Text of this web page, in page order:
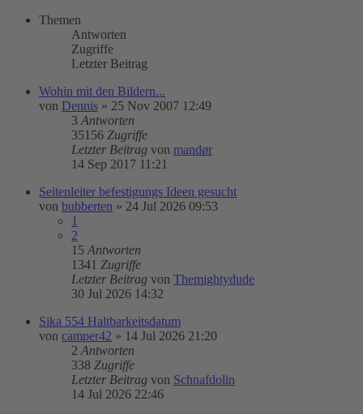
Themen
Antworten
Zugriffe
Letzter Beitrag
Wohin mit den Bildern...
von Dennis » 25 Nov 2007 12:49
3 Antworten
35156 Zugriffe
Letzter Beitrag von mandør
14 Sep 2017 11:21
Seitenleiter befestigungs Ideen gesucht
von bubberten » 24 Jul 2026 09:53
1
2
15 Antworten
1341 Zugriffe
Letzter Beitrag von Themightydude
30 Jul 2026 14:32
Sika 554 Haltbarkeitsdatum
von camper42 » 14 Jul 2026 21:20
2 Antworten
338 Zugriffe
Letzter Beitrag von Schnafdolin
14 Jul 2026 22:46